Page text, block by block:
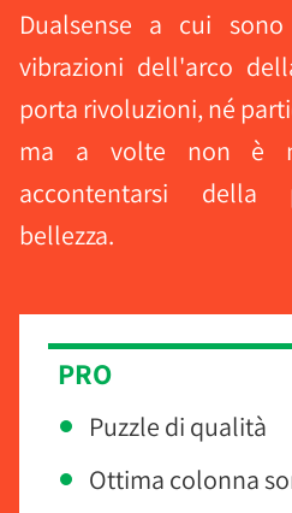
Dualsense a cui
vibrazioni dell'arco
porta rivoluzioni, né
ma a volte non è
accontentarsi della
bellezza.
PRO
Puzzle di qualità
Ottima colonna